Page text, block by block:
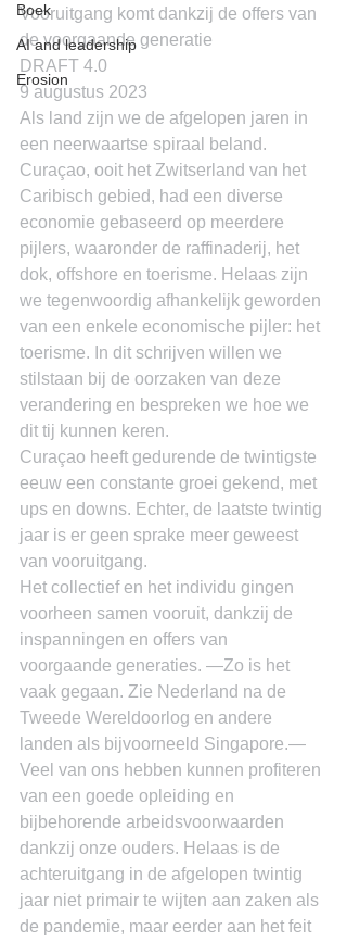
Boek
AI and leadership
Erosion
Vooruitgang komt dankzij de offers van
de voorgaande generatie
DRAFT 4.0
9 augustus 2023
Als land zijn we de afgelopen jaren in
een neerwaartse spiraal beland.
Curaçao, ooit het Zwitserland van het
Caribisch gebied, had een diverse
economie gebaseerd op meerdere
pijlers, waaronder de raffinaderij, het
dok, offshore en toerisme. Helaas zijn
we tegenwoordig afhankelijk geworden
van een enkele economische pijler: het
toerisme. In dit schrijven willen we
stilstaan bij de oorzaken van deze
verandering en bespreken we hoe we
dit tij kunnen keren.
Curaçao heeft gedurende de twintigste
eeuw een constante groei gekend, met
ups en downs. Echter, de laatste twintig
jaar is er geen sprake meer geweest
van vooruitgang.
Het collectief en het individu gingen
voorheen samen vooruit, dankzij de
inspanningen en offers van
voorgaande generaties. ―Zo is het
vaak gegaan. Zie Nederland na de
Tweede Wereldoorlog en andere
landen als bijvoorneeld Singapore.―
Veel van ons hebben kunnen profiteren
van een goede opleiding en
bijbehorende arbeidsvoorwaarden
dankzij onze ouders. Helaas is de
achteruitgang in de afgelopen twintig
jaar niet primair te wijten aan zaken als
de pandemie, maar eerder aan het feit